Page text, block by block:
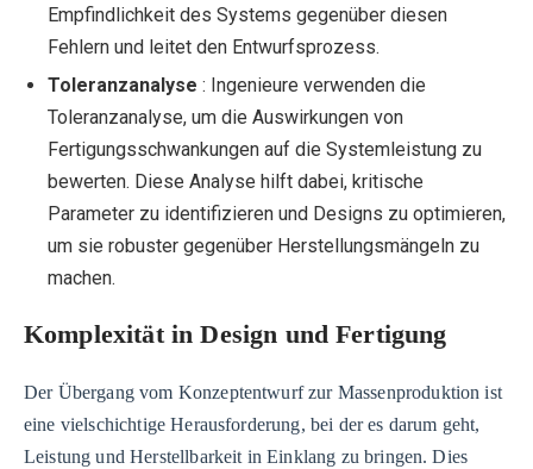
Empfindlichkeit des Systems gegenüber diesen
Fehlern und leitet den Entwurfsprozess.
Toleranzanalyse : Ingenieure verwenden die
Toleranzanalyse, um die Auswirkungen von
Fertigungsschwankungen auf die Systemleistung zu
bewerten. Diese Analyse hilft dabei, kritische
Parameter zu identifizieren und Designs zu optimieren,
um sie robuster gegenüber Herstellungsmängeln zu
machen.
Komplexität in Design und Fertigung
Der Übergang vom Konzeptentwurf zur Massenproduktion ist
eine vielschichtige Herausforderung, bei der es darum geht,
Leistung und Herstellbarkeit in Einklang zu bringen. Dies